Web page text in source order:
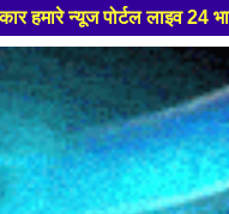
24 भारत मे आपका स्वागत हैं